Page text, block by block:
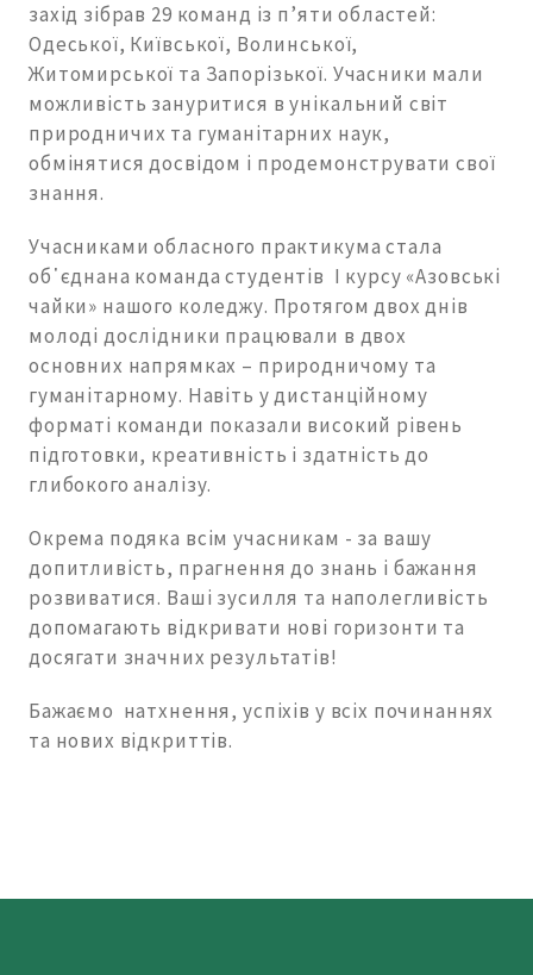
захід зібрав 29 команд із п’яти областей:
Одеської, Київської, Волинської,
Житомирської та Запорізької. Учасники мали
можливість зануритися в унікальний світ
природничих та гуманітарних наук,
обмінятися досвідом і продемонструвати свої
знання.
Учасниками обласного практикума стала
об᾽єднана команда студентів І курсу «Азовські
чайки» нашого коледжу. Протягом двох днів
молоді дослідники працювали в двох
основних напрямках – природничому та
гуманітарному. Навіть у дистанційному
форматі команди показали високий рівень
підготовки, креативність і здатність до
глибокого аналізу.
Окрема подяка всім учасникам - за вашу
допитливість, прагнення до знань і бажання
розвиватися. Ваші зусилля та наполегливість
допомагають відкривати нові горизонти та
досягати значних результатів!
Бажаємо натхнення, успіхів у всіх починаннях
та нових відкриттів.